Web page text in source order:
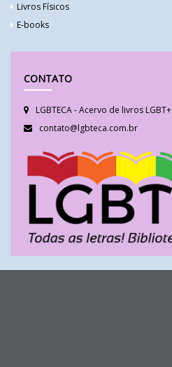
Livros Físicos
E-books
CONTATO
LGBTECA - Acervo de livros LGBT+
contato@lgbteca.com.br